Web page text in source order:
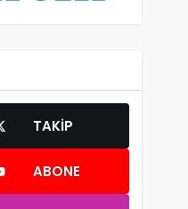
TAKIP
ABONE